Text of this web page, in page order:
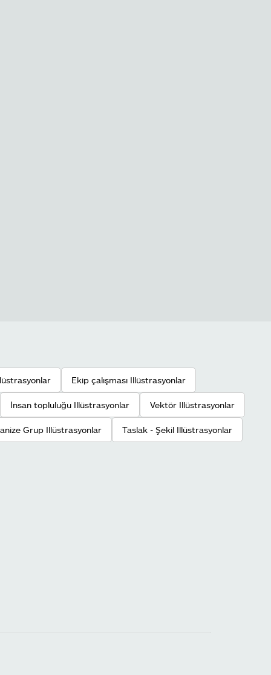
Ekip çalışması Illüstrasyonlar
İnsan topluluğu Illüstrasyonlar Vektör Illüstrasyonlar
Grup Illüstrasyonlar Taslak - Şekil Illüstrasyonlar